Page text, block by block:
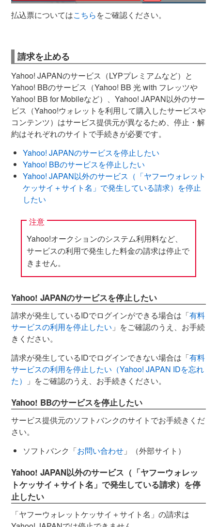
払込票についてはこちらをご確認ください。
請求を止める
Yahoo! JAPANのサービス（LYPプレミアムなど）と
Yahoo! BBのサービス（Yahoo! BB 光 with フレッツや
Yahoo! BB for Mobileなど）、Yahoo! JAPAN以外のサー
ビス（Yahoo!ウォレットを利用して購入したサービスや
コンテンツ）はサービス提供元が異なるため、停止・解
約はそれぞれのサイトで手続きが必要です。
Yahoo! JAPANのサービスを停止したい
Yahoo! BBのサービスを停止したい
Yahoo! JAPAN以外のサービス（「ヤフーウォレット
ケッサイ＋サイト名」で発生している請求）を停止
したい
注意
Yahoo!オークションのシステム利用料など、
サービスの利用で発生した料金の請求は停止で
きません。
Yahoo! JAPANのサービスを停止したい
請求が発生しているIDでログインができる場合は「有料
サービスの利用を停止したい 」をご確認のうえ、お手続
きください。
請求が発生しているIDでログインできない場合は「有料
サービスの利用を停止したい（Yahoo! JAPAN IDを忘れ
た）
」をご確認のうえ、お手続きください。
Yahoo! BBのサービスを停止したい
サービス提供元のソフトバンクのサイトでお手続きくだ
さい。
ソフトバンク「お問い合わせ 」（外部サイト）
Yahoo! JAPAN以外のサービス（「ヤフーウォレッ
トケッサイ＋サイト名」で発生している請求）を停
止したい
「ヤフーウォレットケッサイ＋サイト名」の請求は